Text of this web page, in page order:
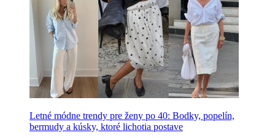
Letné módne trendy pre ženy po 40: Bodky, popelín,
bermudy a kúsky, ktoré lichotia postave